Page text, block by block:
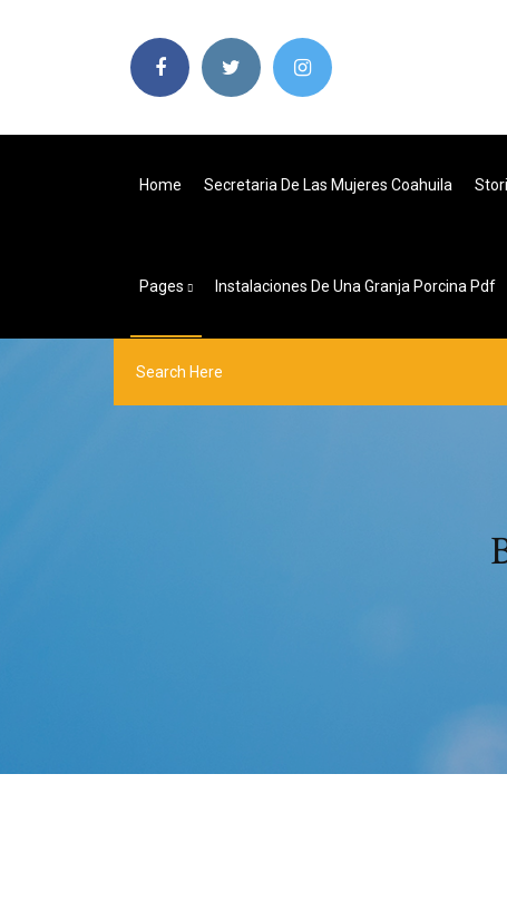
Home Secretaria De Las Mujeres Coahuila
Pages Instalaciones De Una Granja Porcina Pdf